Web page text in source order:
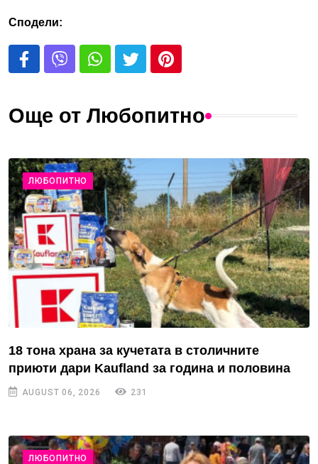
Сподели:
Още от Любопитно
ЛЮБОПИТНО
18 тона храна за кучетата в столичните
приюти дари Kaufland за година и половина
AUGUST 06, 2026 231
ЛЮБОПИТНО